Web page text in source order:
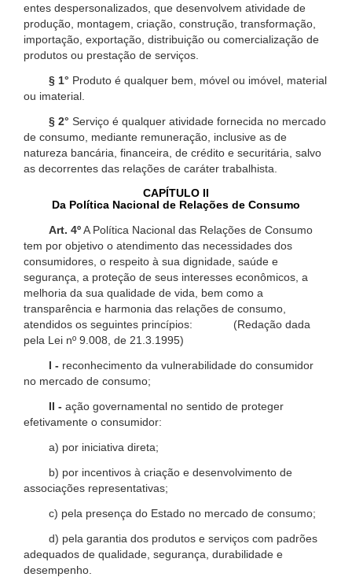
entes despersonalizados, que desenvolvem atividade de
produção, montagem, criação, construção, transformação,
importação, exportação, distribuição ou comercialização de
produtos ou prestação de serviços.
§ 1° Produto é qualquer bem, móvel ou imóvel, material
ou imaterial.
§ 2° Serviço é qualquer atividade fornecida no mercado
de consumo, mediante remuneração, inclusive as de
natureza bancária, financeira, de crédito e securitária, salvo
as decorrentes das relações de caráter trabalhista.
CAPÍTULO II
Da Política Nacional de Relações de Consumo
Art. 4ºA Política Nacional das Relações de Consumo
tem por objetivo o atendimento das necessidades dos
consumidores, o respeito à sua dignidade, saúde e
segurança, a proteção de seus interesses econômicos, a
melhoria da sua qualidade de vida, bem como a
transparência e harmonia das relações de consumo,
atendidos os seguintes princípios: (Redação dada
pela Lei nº 9.008, de 21.3.1995)
I - reconhecimento da vulnerabilidade do consumidor
no mercado de consumo;
II - ação governamental no sentido de proteger
efetivamente o consumidor:
a) por iniciativa direta;
b) por incentivos à criação e desenvolvimento de
associações representativas;
c) pela presença do Estado no mercado de consumo;
d) pela garantia dos produtos e serviços com padrões
adequados de qualidade, segurança, durabilidade e
desempenho.